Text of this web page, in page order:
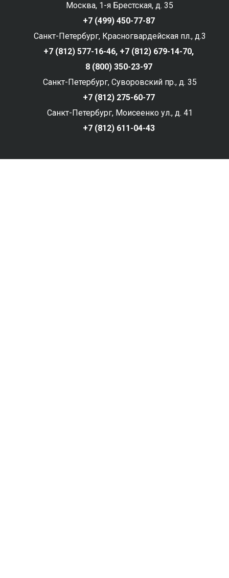
Москва, 1-я Брестская, д. 35
+7 (499) 450-77-87
Санкт-Петербург, Красногвардейская пл., д.3
+7 (812) 577-16-46, +7 (812) 679-14-70,
8 (800) 350-23-97
Санкт-Петербург, Суворовский пр., д. 35
+7 (812) 275-60-77
Санкт-Петербург, Моисеенко ул., д. 41
+7 (812) 611-04-43